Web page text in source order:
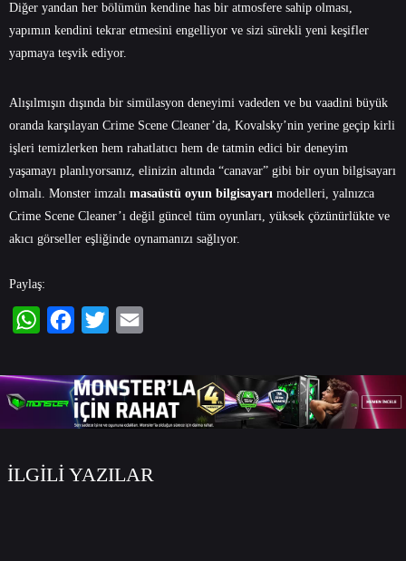
Diğer yandan her bölümün kendine has bir atmosfere sahip olması,
yapımın kendini tekrar etmesini engelliyor ve sizi sürekli yeni keşifler
yapmaya teşvik ediyor.
Alışılmışın dışında bir simülasyon deneyimi vadeden ve bu vaadini büyük
oranda karşılayan Crime Scene Cleaner’da, Kovalsky’nin yerine geçip kirli
işleri temizlerken hem rahatlatıcı hem de tatmin edici bir deneyim
yaşamayı planlıyorsanız, elinizin altında “canavar” gibi bir oyun bilgisayarı
olmalı. Monster imzalı masaüstü oyun bilgisayarı modelleri, yalnızca
Crime Scene Cleaner’ı değil güncel tüm oyunları, yüksek çözünürlükte ve
akıcı görseller eşliğinde oynamanızı sağlıyor.
Paylaş:
İLGİLİ YAZILAR